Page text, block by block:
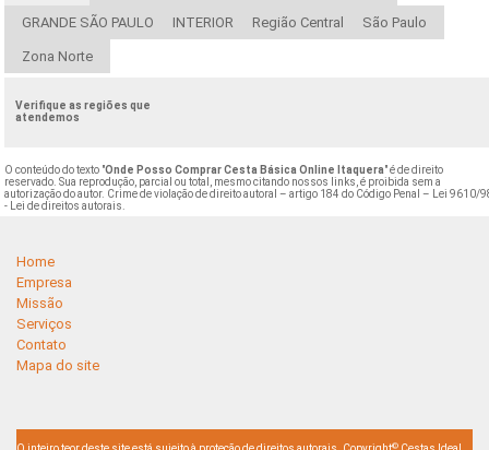
GRANDE SÃO PAULO INTERIOR Região Central São Paulo
Zona Norte
Verifique as regiões que
atendemos
O conteúdo do texto "Onde Posso Comprar Cesta Básica Online Itaquera" é de direito
reservado. Sua reprodução, parcial ou total, mesmo citando nossos links, é proibida sem a
autorização do autor. Crime de violação de direito autoral – artigo 184 do Código Penal –
Lei 9610/
- Lei de direitos autorais
Home
Empresa
Missão
Serviços
Contato
Mapa do site
©